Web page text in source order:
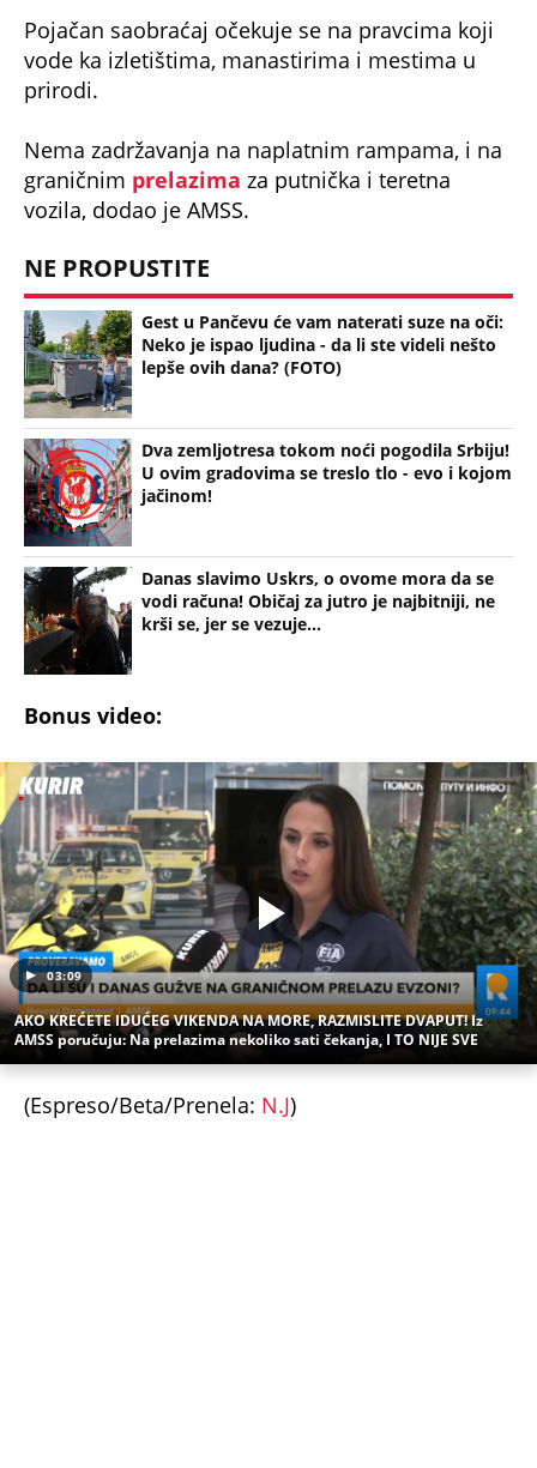
Pojačan saobraćaj očekuje se na pravcima koji
vode ka izletištima, manastirima i mestima u
prirodi.
Nema zadržavanja na naplatnim rampama, i na
graničnim prelazima za putnička i teretna
vozila, dodao je AMSS.
NE PROPUSTITE
Gest u Pančevu će vam naterati suze na oči:
Neko je ispao ljudina - da li ste videli nešto
lepše ovih dana? (FOTO)
Dva zemljotresa tokom noći pogodila Srbiju!
U ovim gradovima se treslo tlo - evo i kojom
jačinom!
Danas slavimo Uskrs, o ovome mora da se
vodi računa! Običaj za jutro je najbitniji, ne
krši se, jer se vezuje...
Bonus video:
03:09
AKO KREĆETE IDUĆEG VIKENDA NA MORE, RAZMISLITE DVAPUT! Iz
AMSS poručuju: Na prelazima nekoliko sati čekanja, I TO NIJE SVE
(Espreso/Beta/Prenela: N.J)